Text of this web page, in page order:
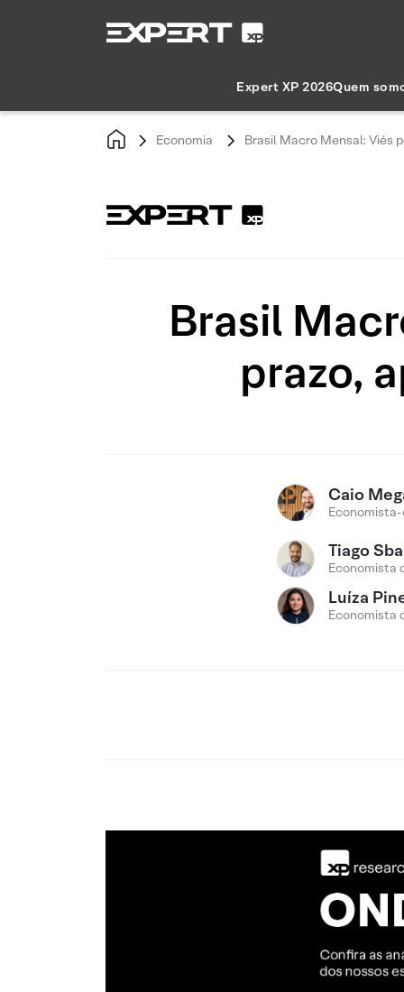
Expert XP 2026Quem
Economia Brasil Macro Mensal: Viés
Brasil
prazo,
Caio
Tiago
Economista
Luíza
Economista